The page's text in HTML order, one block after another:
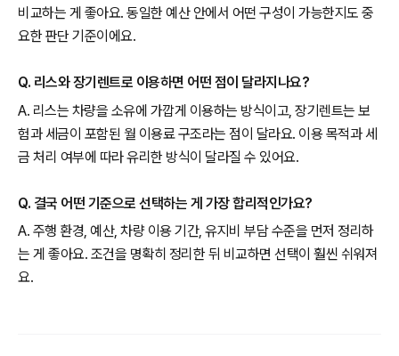
비교하는 게 좋아요. 동일한 예산 안에서 어떤 구성이 가능한지도 중
요한 판단 기준이에요.
Q. 리스와 장기렌트로 이용하면 어떤 점이 달라지나요?
A. 리스는 차량을 소유에 가깝게 이용하는 방식이고, 장기렌트는 보
험과 세금이 포함된 월 이용료 구조라는 점이 달라요. 이용 목적과 세
금 처리 여부에 따라 유리한 방식이 달라질 수 있어요.
Q. 결국 어떤 기준으로 선택하는 게 가장 합리적인가요?
A. 주행 환경, 예산, 차량 이용 기간, 유지비 부담 수준을 먼저 정리하
는 게 좋아요. 조건을 명확히 정리한 뒤 비교하면 선택이 훨씬 쉬워져
요.